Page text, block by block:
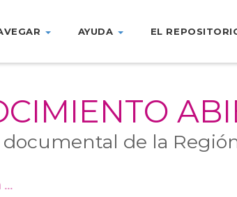
AYUDA EL
documental de la